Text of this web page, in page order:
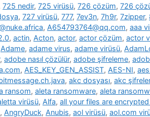
725 nedir, 725 virüsü, 726 çözüm, 726
, 727 virüsü, 777, 7ev3n, 7h9r, 7zipper,
, A654793764@qq.com, aaa
, actin, Acton, actor, actor çözüm, actor
Adame, adame virus, adame virüsü,
, adobe nasıl çözülür, adobe şifreleme,
, AES_KEY_GEN_ASSIST, AES-NI,
, akc dosyası, akc
ransom, aleta ransomware, aleta
virüsü, Alfa, all your files are
, AngryDuck, Anubis, aol virüsü, aol.com